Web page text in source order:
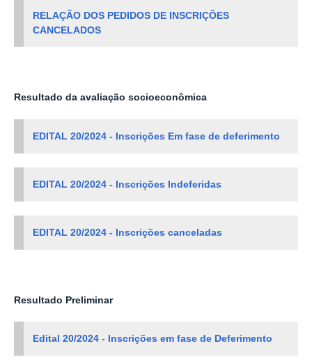
RELAÇÃO DOS PEDIDOS DE INSCRIÇÕES
CANCELADOS
Resultado da avaliação socioeconômica
EDITAL 20/2024 - Inscrições Em fase de deferimento
EDITAL 20/2024 - Inscrições Indeferidas
EDITAL 20/2024 - Inscrições canceladas
Resultado Preliminar
Edital 20/2024 - Inscrições em fase de Deferimento